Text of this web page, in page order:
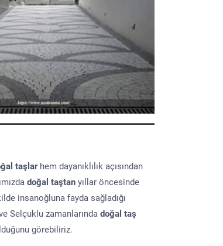
taşlar hem dayanıklılık açısından
doğal taştan yıllar öncesinde
insanoğluna fayda sağladığı
Selçuklu zamanlarında doğal taş
görebiliriz.